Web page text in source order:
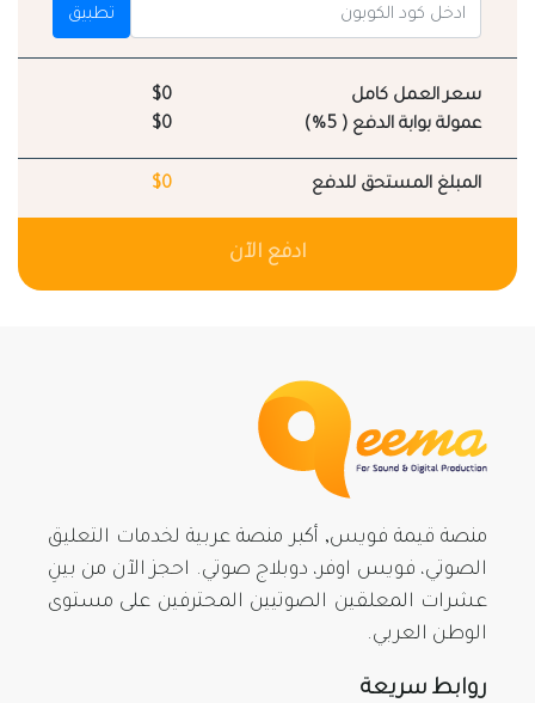
تطبيق
سعر العمل كامل
$0
عمولة بوابة الدفع ( 5%)
$0
المبلغ المستحق للدفع $0
ادفع الآن
منصة قيمة فويس, أكبر منصة عربية لخدمات التعليق
الصوتي، فويس اوفر، دوبلاج صوتي. احجز الآن من بينِ
عشرات المعلقين الصوتيين المحترفين على مستوى
الوطن العربي.
روابط سريعة